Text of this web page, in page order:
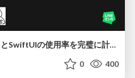
SwiftSyntaxでUIKitとSwiftUIの使用率を完璧に計測できちゃう件について
0 400